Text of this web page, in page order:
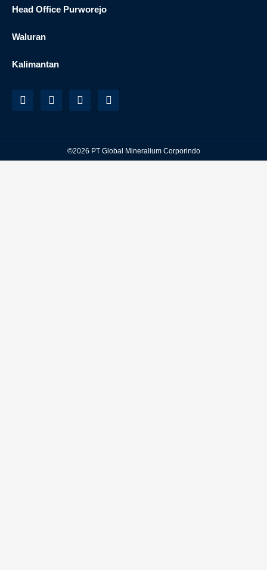
Head Office Purworejo
Waluran
Kalimantan
©2026 PT Global Mineralium Corporindo